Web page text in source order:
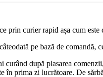
prin curier rapid așa cum
pe bază de
curând după plasarea
în prima zi lucrătoare. De